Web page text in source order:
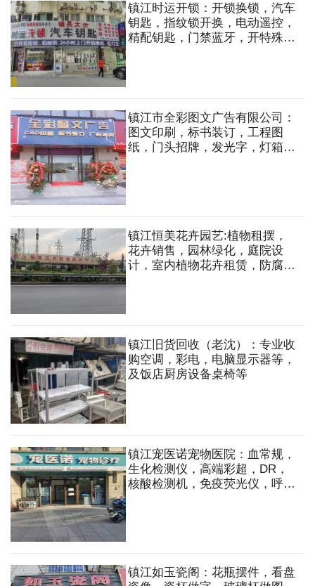
镇江时运开锁：开锁换锁，汽车
钥匙，指纹锁开换，电动遥控，
精配钥匙，门禁蓝牙，开特殊
镇江市全彩图文广告有限公司：
图文印刷，标书装订，工程图
纸，门头招牌，发光字，灯箱，
镇江恒美花卉园艺:植物租摆，
花卉销售，园林绿化，庭院设
计，室内植物花卉租赁，防腐木
镇江旧货回收（老沈）：专业收
购空调，彩电，电脑显示器等，
及饭店厨房设备桌椅等
镇江宠医诺宠物医院：血常规，
生化检测仪，高端彩超，DR，
核酸检测机，免疫荧光仪，呼吸
镇江如玉瓷阁：花瓶摆件，看盘